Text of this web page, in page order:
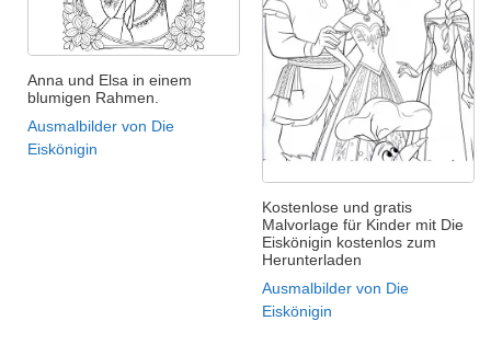
Anna und Elsa in einem
blumigen Rahmen.
Ausmalbilder von Die
Eiskönigin
Kostenlose und gratis
Malvorlage für Kinder mit Die
Eiskönigin kostenlos zum
Herunterladen
Ausmalbilder von Die
Eiskönigin